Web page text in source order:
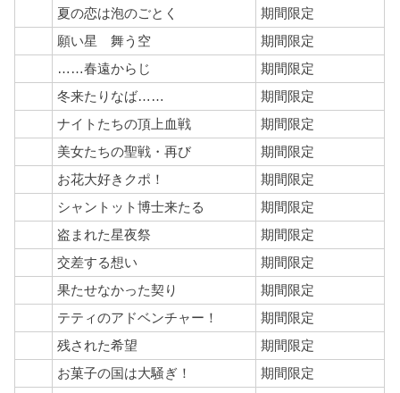
夏の恋は泡のごとく
期間限定
願い星 舞う空
期間限定
……春遠からじ
期間限定
冬来たりなば……
期間限定
ナイトたちの頂上血戦
期間限定
美女たちの聖戦・再び
期間限定
お花大好きクポ！
期間限定
シャントット博士来たる
期間限定
盗まれた星夜祭
期間限定
交差する想い
期間限定
果たせなかった契り
期間限定
テティのアドベンチャー！
期間限定
残された希望
期間限定
お菓子の国は大騒ぎ！
期間限定